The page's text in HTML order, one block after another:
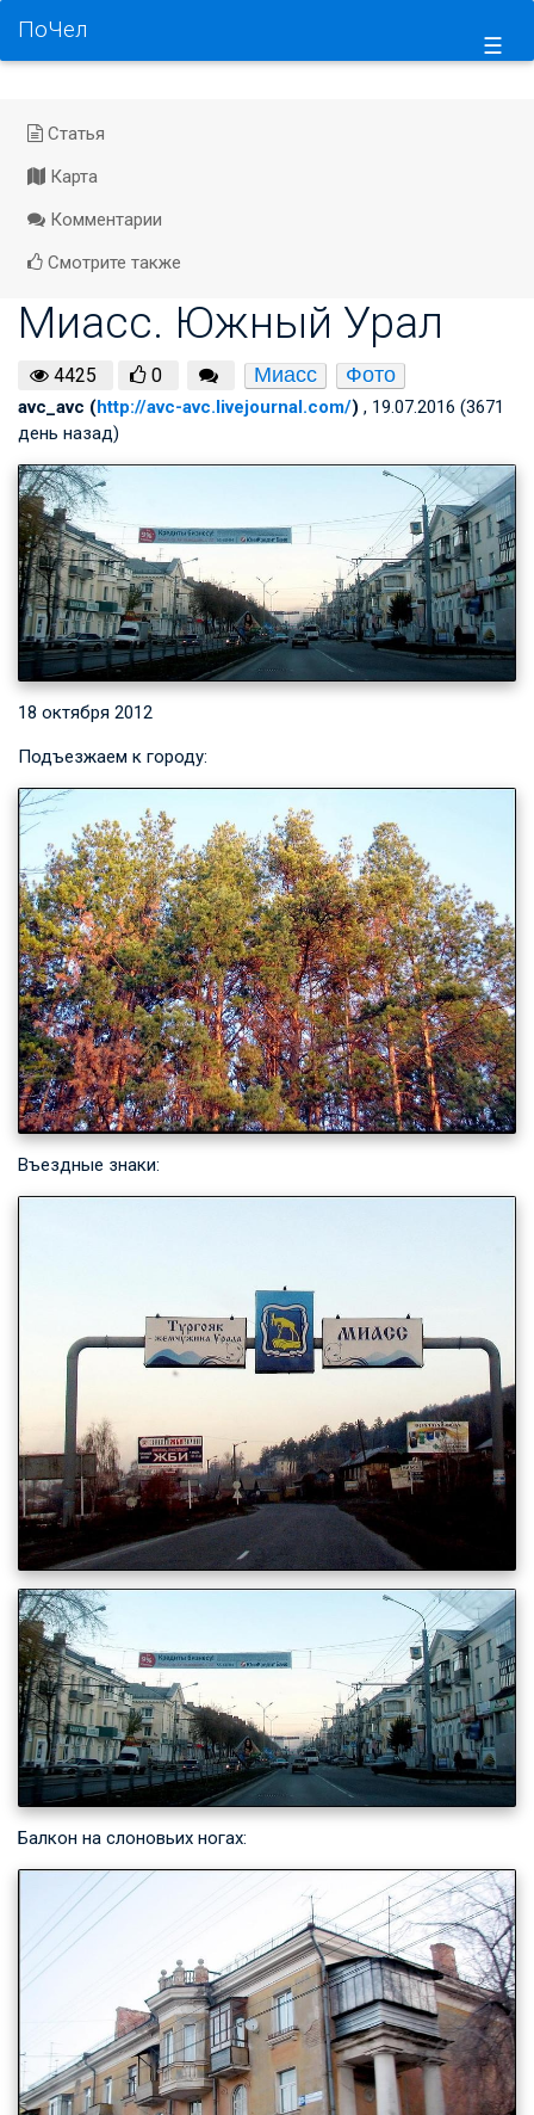
☰
ПоЧел
Статья
Карта
Комментарии
Смотрите также
Миасс. Южный Урал
4425 0 Миасс Фото
avc_avc (http://avc-avc.livejournal.com/) , 19.07.2016 (3671
день назад)
18 октября 2012
Подъезжаем к городу:
Въездные знаки:
Балкон на слоновьих ногах: